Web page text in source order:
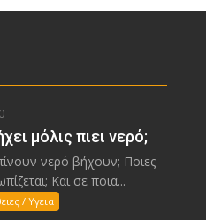
0
μόλις πιει νερό;
νερό βήχουν; Ποιες
Και σε ποια...
/ Υγεια